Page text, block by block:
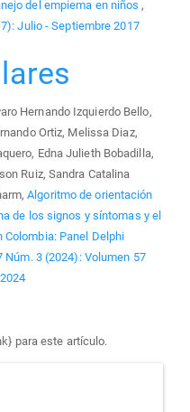
del empiema en niños,
Julio - Septiembre 2017
Hernando Izquierdo Bello,
Ortiz, Melissa Diaz,
Edna Julieth Bobadilla,
Ruiz, Sandra Catalina
Algoritmo de orientación
de los signos y síntomas y el
Colombia: Panel Delphi
Núm. 3 (2024): Volumen 57
para este artículo.